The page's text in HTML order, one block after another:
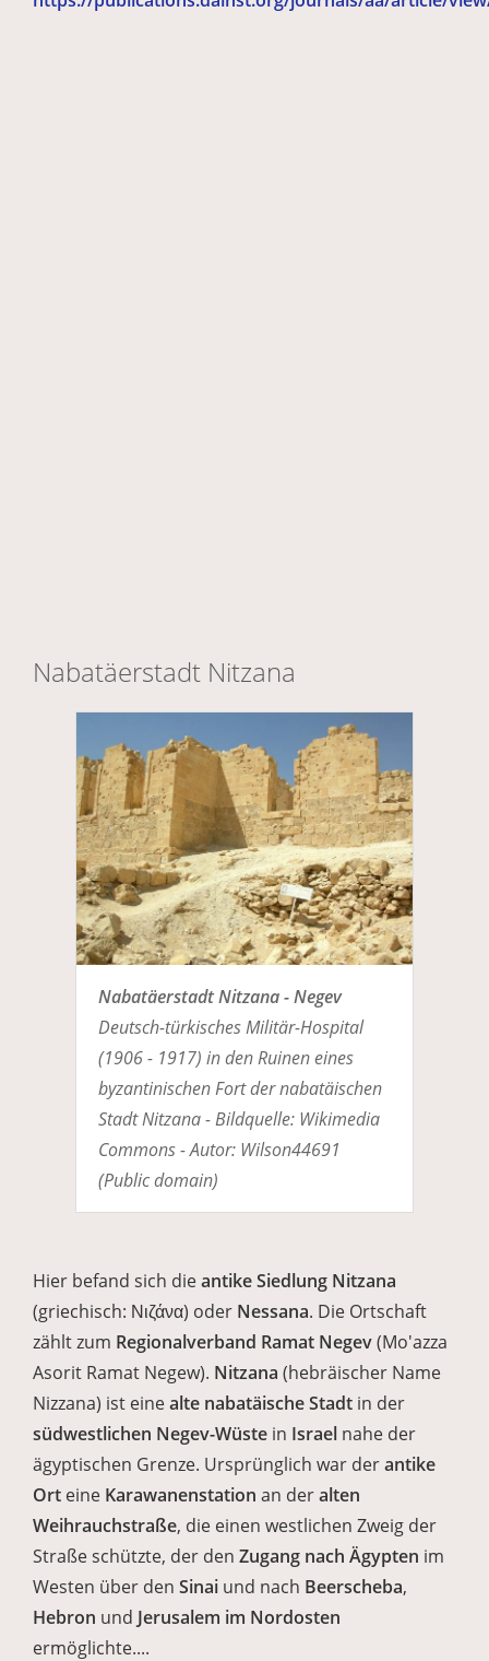
Nabatäerstadt Nitzana
Nabatäerstadt Nitzana - Negev
Deutsch-türkisches Militär-Hospital
(1906 - 1917) in den Ruinen eines
byzantinischen Fort der nabatäischen
Stadt Nitzana - Bildquelle: Wikimedia
Commons - Autor: Wilson44691
(Public domain)
Hier befand sich dieantike Siedlung Nitzana
(griechisch: Νιζάνα) oder Nessana. Die Ortschaft
zählt zum Regionalverband Ramat Negev(Mo'azza
Asorit Ramat Negew). Nitzana (hebräischer Name
Nizzana) ist einealte nabatäische Stadt in der
südwestlichen Negev-Wüste in Israel nahe der
ägyptischen Grenze. Ursprünglich war derantike
Ort eine Karawanenstation an deralten
Weihrauchstraße, die einen westlichen Zweig der
Straße schützte, der den Zugang nach Ägypten im
Westen über den Sinai und nach Beerscheba,
Hebron und Jerusalem im Nordosten
ermöglichte....